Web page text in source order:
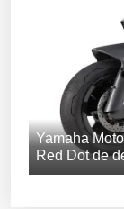
Yamaha
Red Dot de